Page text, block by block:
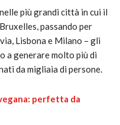
più grandi città in cui il
passando per
Lisbona e Milano – gli
a generare molto più di
da migliaia di persone.
perfetta da